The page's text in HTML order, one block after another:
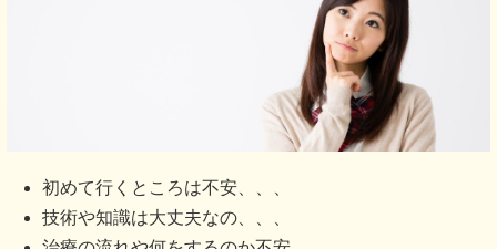
初めて行くところは不安、、、
技術や知識は大丈夫なの、、、